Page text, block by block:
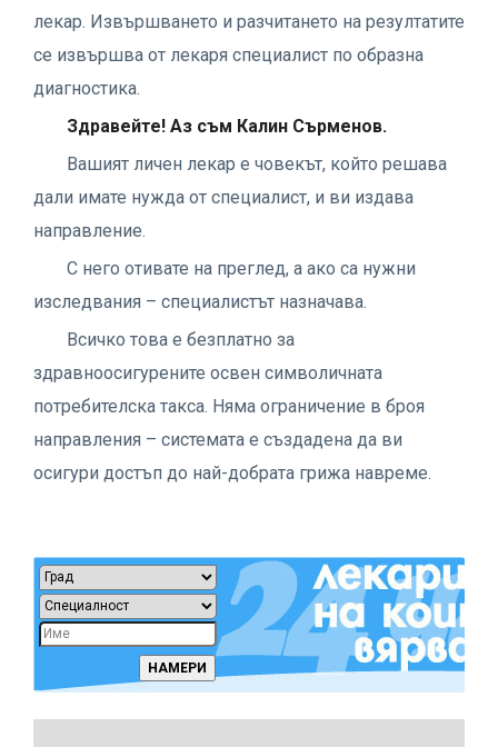
лекар. Извършването и разчитането на резултатите
се извършва от лекаря специалист по образна
диагностика.
Здравейте! Аз съм Калин Сърменов.
Вашият личен лекар е човекът, който решава
дали имате нужда от специалист, и ви издава
направление.
С него отивате на преглед, а ако са нужни
изследвания – специалистът назначава.
Всичко това е безплатно за
здравноосигурените освен символичната
потребителска такса. Няма ограничение в броя
направления – системата е създадена да ви
осигури достъп до най-добрата грижа навреме.